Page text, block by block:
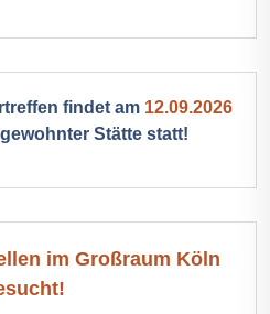
findet am 12.09.2026
Stätte statt!
im Großraum Köln